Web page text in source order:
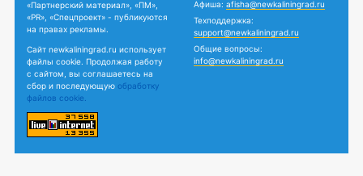
«Партнерский материал», «ПМ»,
«PR», «Спецпроект» - публикуются
на правах рекламы.
Сайт newkaliningrad.ru использует
файлы cookie. Продолжая работу
с сайтом, вы соглашаетесь на
сбор и последующую обработку
файлов cookie.
Афиша: afisha@newkaliningrad.ru
Техподдержка:
support@newkaliningrad.ru
Общие вопросы:
info@newkaliningrad.ru